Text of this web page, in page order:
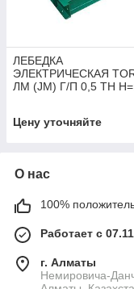
ЛЕБЕДКА
ЭЛЕКТРИЧЕСКАЯ
ЛМ (JM) Г/П 0,5 ТН
Цену уточняйте
О нас
100%
Работает с
г. Алматы
Немировича-